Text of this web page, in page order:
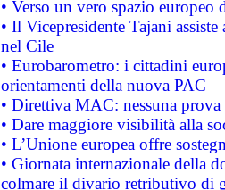
• Verso un vero spazio
• Il Vicepresidente Tajani
nel Cile
• Eurobarometro: i cittadini
orientamenti della nuova PAC
• Direttiva MAC: nessuna
• Dare maggiore visibilità alla
• L’Unione europea offre
• Giornata internazionale della
colmare il divario retributivo di